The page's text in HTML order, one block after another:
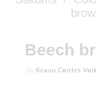
Beech
By Krasu Centrs